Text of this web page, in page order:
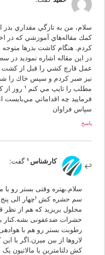
من به تازگي مقداري بذر از
مقاله‌هاي آموزشي كه در اختيار
هنگام كاشت بذرها متوجه
اين مقاله اشاره نموديد در سطح
صبر كردم و سپس خاك را شستشو
مطلب را تايپ مي
چه اقداماتي مي‌بايست انجام
فراوان
کارشناس 1 گفت:
سلام.بهتره وقتی بستر رو با
سم حشره کش (چهار الی پنج سی
محلول بریزید که هم از نظر قارچ
حشرات ضدعفونی بشه.کنار
رطوبت بستر رو هم با هوادهی
لاروها از بین میرن.اگر با این
کش دلتامترین یا مالاتیون یک